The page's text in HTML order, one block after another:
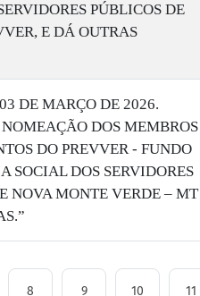
PÚBLICOS DE
E DÁ OUTRAS
DE MARÇO DE 2026.
DOS MEMBROS
DO PREVVER - FUNDO
SOCIAL DOS SERVIDORES
NOVA MONTE VERDE – MT
8 9 10 11